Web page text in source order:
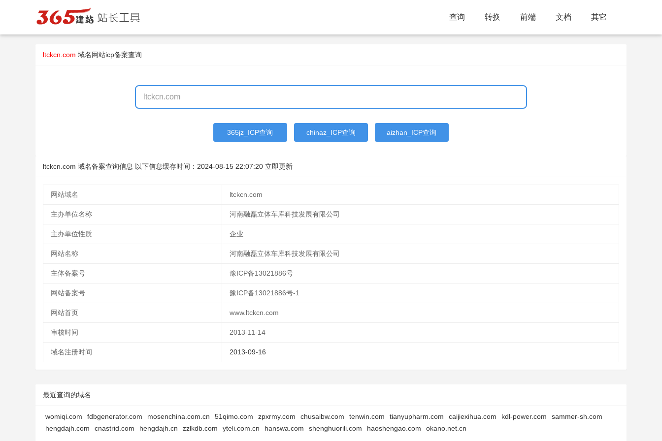
查询 转换 前端 文档 其它
ltckcn.com 域名网站icp备案查询
365jz_ICP查询 chinaz_ICP查询 aizhan_ICP查询
ltckcn.com 域名备案查询信息 以下信息缓存时间： 2024-08-15 22:07:20 立即更新
网站域名 ltckcn.com
主办单位名称 河南融磊立体车库科技发展有限公司
主办单位性质 企业
网站名称 河南融磊立体车库科技发展有限公司
主体备案号 豫ICP备13021886号
网站备案号 豫ICP备13021886号-1
网站首页 www.ltckcn.com
审核时间 2013-11-14
域名注册时间 2013-09-16
最近查询的域名
womiqi.com fdbgenerator.com mosenchina.com.cn 51qimo.com zpxrmy.com chusaibw.com tenwin.com tianyupharm.com caijiexihua.com kdl-power.com
sammer-sh.com
hengdajh.com
cnastrid.com hengdajh.cn zzlkdb.com yteli.com.cn hanswa.com shenghuorili.com haoshengao.com okano.net.cn